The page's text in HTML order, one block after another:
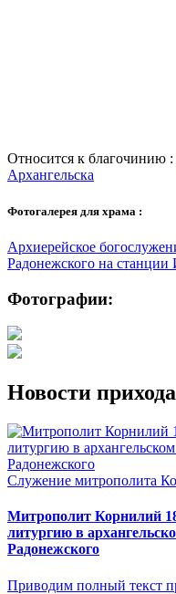
Относится к благочинию :
Архангельска
Фотогалерея для храма :
Архиерейское
Радонежского на станции
Фотографии:
Новости прихода
Служение митрополита
Митрополит Корнилий
литургию в
Радонежского
Приводим полный текст